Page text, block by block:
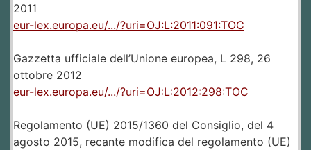
2011
eur-lex.europa.eu/.../?uri=OJ:L:2011:091:TOC
Gazzetta ufficiale dell’Unione europea, L 298, 26
ottobre 2012
eur-lex.europa.eu/.../?uri=OJ:L:2012:298:TOC
Regolamento (UE) 2015/1360 del Consiglio, del 4
agosto 2015, recante modifica del regolamento (UE)